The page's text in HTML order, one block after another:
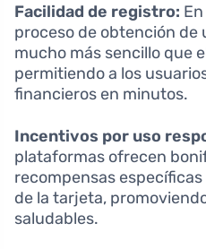
Facilidad de registro:
proceso de obtención de
mucho más sencillo que
permitiendo a los
financieros en minutos.
Incentivos por uso
plataformas ofrecen
recompensas
de la tarjeta,
saludables.